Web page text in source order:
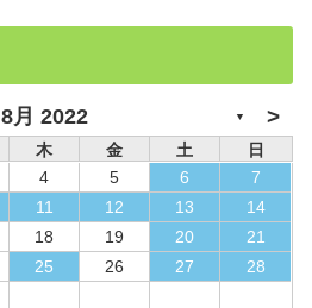
8月 2022 ▼ >
木 金 土
日
4 5 6
7
11 12 13
14
18 19 20
21
25 26 27
28